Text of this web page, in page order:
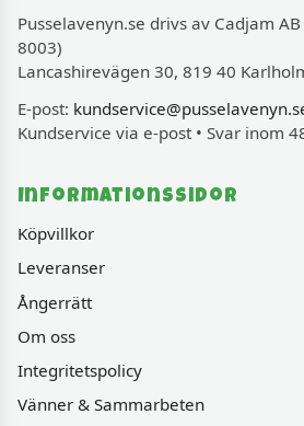
Pusselavenyn.se drivs av Cadjam
8003)
Lancashirevägen 30, 819 40
E-post:
Kundservice via e-post • Svar inom
Informationssidor
Köpvillkor
Leveranser
Ångerrätt
Om oss
Integritetspolicy
Vänner & Sammarbeten